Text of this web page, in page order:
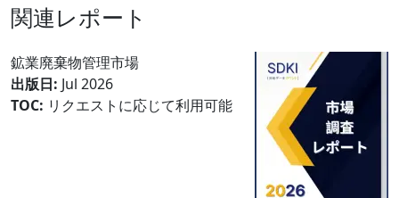
関連レポート
鉱業廃棄物管理市場
出版日: Jul 2026
TOC: リクエストに応じて利用可能